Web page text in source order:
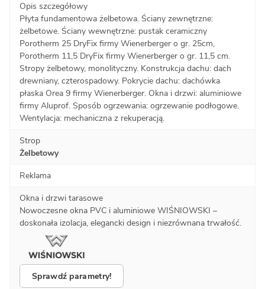
Opis szczegółowy
Płyta fundamentowa żelbetowa. Ściany zewnętrzne:
żelbetowe. Ściany wewnętrzne: pustak ceramiczny
Porotherm 25 DryFix firmy Wienerberger o gr. 25cm,
Porotherm 11,5 DryFix firmy Wienerberger o gr. 11,5 cm.
Stropy żelbetowy, monolityczny. Konstrukcja dachu: dach
drewniany, czterospadowy. Pokrycie dachu: dachówka
płaska Orea 9 firmy Wienerberger. Okna i drzwi: aluminiowe
firmy Aluprof. Sposób ogrzewania: ogrzewanie podłogowe.
Wentylacja: mechaniczna z rekuperacją.
Strop
Żelbetowy
Reklama
Okna i drzwi tarasowe
Nowoczesne okna PVC i aluminiowe WIŚNIOWSKI –
doskonała izolacja, elegancki design i niezrównana trwałość.
Sprawdź parametry!